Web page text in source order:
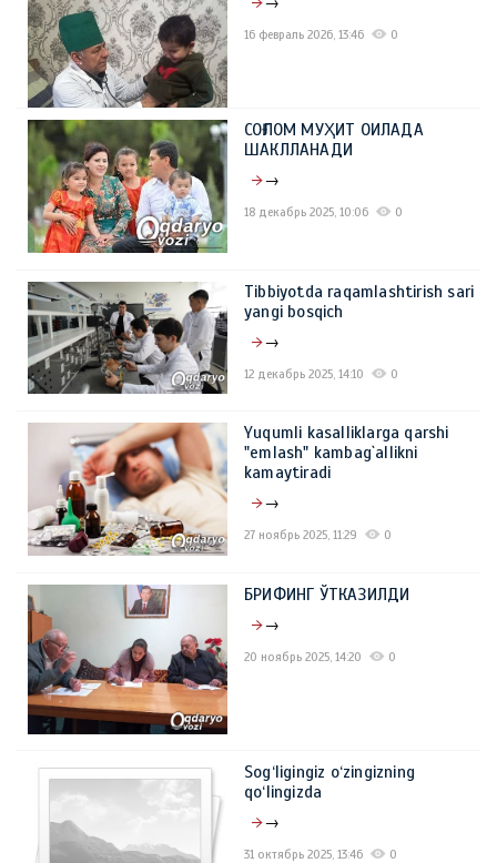
16 февраль 2026, 13:46 0
СОҒЛОМ МУҲИТ ОИЛАДА
ШАКЛЛАНАДИ
→
18 декабрь 2025, 10:06 0
Tibbiyotda raqamlashtirish sari
yangi bosqich
→
12 декабрь 2025, 14:10 0
Yuqumli kasalliklarga qarshi
"emlash" kambag`allikni
kamaytiradi
→
27 ноябрь 2025, 11:29 0
БРИФИНГ ЎТКАЗИЛДИ
→
20 ноябрь 2025, 14:20 0
Sog‘ligingiz o‘zingizning
qo‘lingizda
→
31 октябрь 2025, 13:46 0